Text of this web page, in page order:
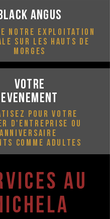
angus
notre exploitation
sur les hauts de
morges
votre
evenement
pour votre
d'entreprise ou
anniversaire
comme adultes
AU